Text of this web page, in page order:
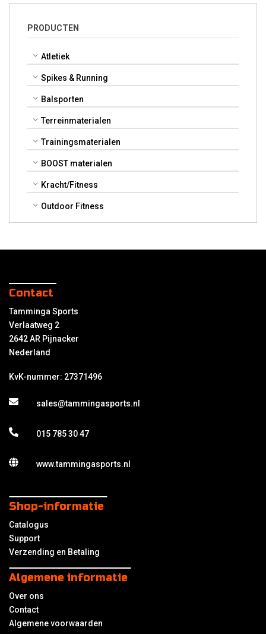
PRODUCTEN
Atletiek
Spikes & Running
Balsporten
Terreinmaterialen
Trainingsmaterialen
BOOST materialen
Kracht/Fitness
Outdoor Fitness
Contact
Tamminga Sports
Verlaatweg 2
2642 AR Pijnacker
Nederland
KvK-nummer: 27371496
sales@tammingasports.nl
015 785 30 47
www.tammingasports.nl
Shop-informatie
Catalogus
Support
Verzending en Betaling
Algemene informatie
Over ons
Contact
Algemene voorwaarden